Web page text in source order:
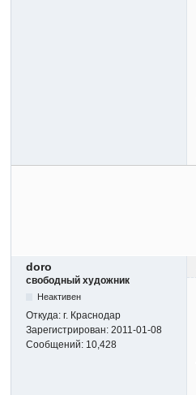
doro
свободный художник
Неактивен
Откуда:г. Краснодар
Зарегистрирован:2011-01-08
Сообщений: 10,428